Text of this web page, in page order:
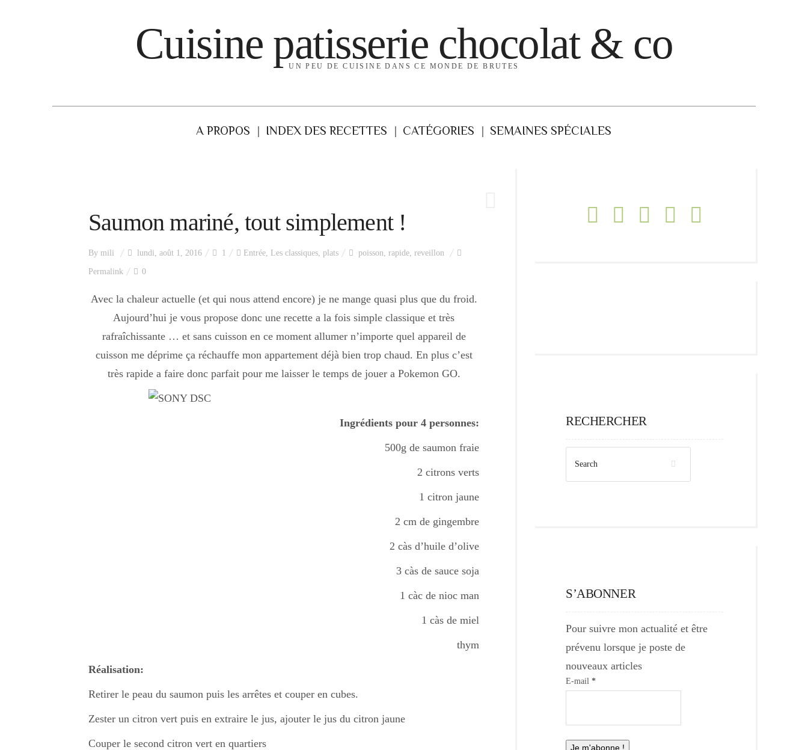
Cuisine patisserie chocolat & co
UN PEU DE CUISINE DANS CE MONDE DE BRUTES
A PROPOS INDEX DES RECETTES CATÉGORIES SEMAINES SPÉCIALES
Saumon mariné, tout simplement !
By mili lundi, août 1, 2016 1 Entrée, Les classiques, plats poisson, rapide, reveillon
Permalink 0
Avec la chaleur actuelle (et qui nous attend encore) je ne mange quasi plus que du froid.
Aujourd’hui je vous propose donc une recette a la fois simple classique et très
rafraîchissante … et sans cuisson en ce moment allumer n’importe quel appareil de
cuisson me déprime ça réchauffe mon appartement déjà bien trop chaud. En plus c’est
très rapide a faire donc parfait pour me laisser le temps de jouer a Pokemon GO.
Ingrédients pour 4 personnes:
500g de saumon fraie
2 citrons verts
1 citron jaune
2 cm de gingembre
2 càs d’huile d’olive
3 càs de sauce soja
1 càc de nioc man
1 càs de miel
thym
Réalisation:
Retirer le peau du saumon puis les arrêtes et couper en cubes.
Zester un citron vert puis en extraire le jus, ajouter le jus du citron jaune
Couper le second citron vert en quartiers
RECHERCHER
S’ABONNER
Pour suivre mon actualité et être
prévenu lorsque je poste de
nouveaux articles
E-mail *